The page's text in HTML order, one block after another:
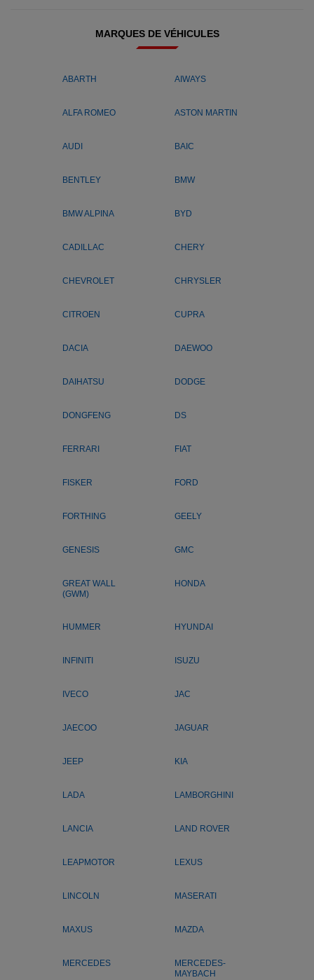
MARQUES DE VÉHICULES
ABARTH AIWAYS
ALFA ROMEO ASTON MARTIN
AUDI BAIC
BENTLEY BMW
BMW ALPINA BYD
CADILLAC CHERY
CHEVROLET CHRYSLER
CITROEN CUPRA
DACIA DAEWOO
DAIHATSU DODGE
DONGFENG DS
FERRARI FIAT
FISKER FORD
FORTHING GEELY
GENESIS GMC
GREAT WALL
(GWM)
HONDA
HUMMER HYUNDAI
INFINITI ISUZU
IVECO JAC
JAECOO JAGUAR
JEEP KIA
LADA LAMBORGHINI
LANCIA LAND ROVER
LEAPMOTOR LEXUS
LINCOLN MASERATI
MAXUS MAZDA
MERCEDES
MERCEDES-
MAYBACH